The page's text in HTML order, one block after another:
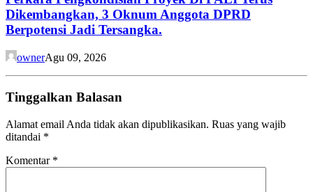
Dikembangkan, 3 Oknum Anggota DPRD
Berpotensi Jadi Tersangka.
ownerAgu 09, 2026
Tinggalkan Balasan
Alamat email Anda tidak akan dipublikasikan. Ruas yang wajib
ditandai *
Komentar *